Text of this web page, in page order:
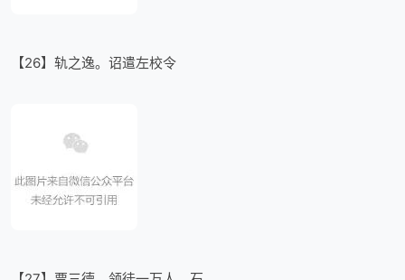
【26】轨之逸。诏遣左校令